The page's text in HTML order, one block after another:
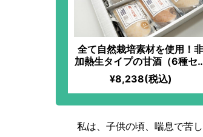
全て自然栽培素材を使用！非
加熱生タイプの甘酒（6種セ
ト）
¥8,238(税込)
私は、子供の頃、喘息で苦